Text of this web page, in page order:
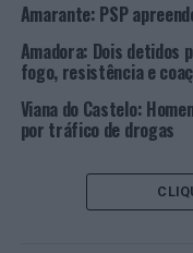
Amarante: PSP
Amadora: Dois detidos
fogo, resistência e
Viana do Castelo:
por tráfico de drogas